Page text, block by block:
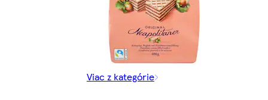
Viac z kategórie